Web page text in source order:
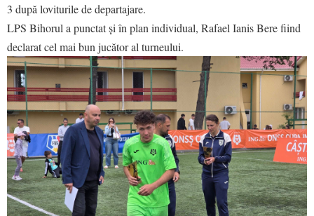
3 după loviturile de departajare.
LPS Bihorul a punctat și în plan individual, Rafael Ianis Bere fiind
declarat cel mai bun jucător al turneului.